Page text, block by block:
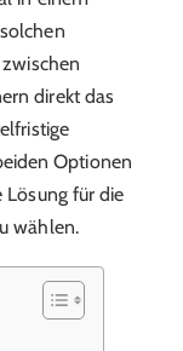
direkt das
Optionen
Lösung für die
wählen.